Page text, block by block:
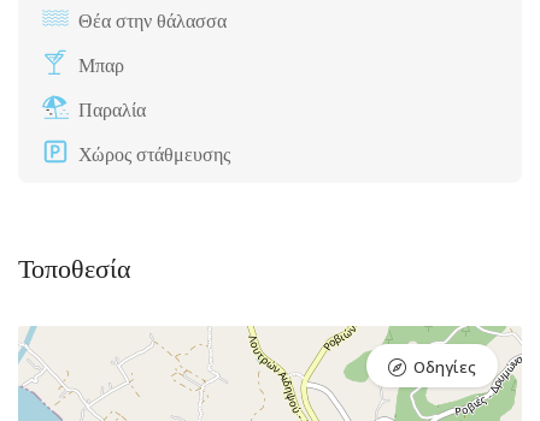
Θέα στην θάλασσα
Μπαρ
Παραλία
Χώρος στάθμευσης
Τοποθεσία
Οδηγίες